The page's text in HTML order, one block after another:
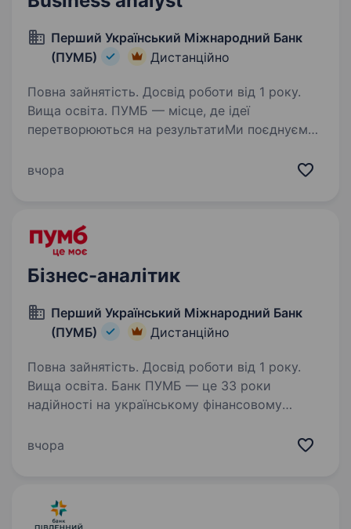
Перший Український Міжнародний Банк
(ПУМБ)
Дистанційно
Повна зайнятість. Досвід роботи від 1 року.
Вища освіта. ПУМБ — місце, де ідеї
перетворюються на результатиМи поєднуємо
стандарти обслуговування клієнтів. Кожен
вчора
Бізнес-аналітик
Перший Український Міжнародний Банк
(ПУМБ)
Дистанційно
Повна зайнятість. Досвід роботи від 1 року.
Вища освіта. Банк ПУМБ — це 33 роки
надійності на українському фінансовому
що постійно вдосконалюється, та
за версією…
вчора